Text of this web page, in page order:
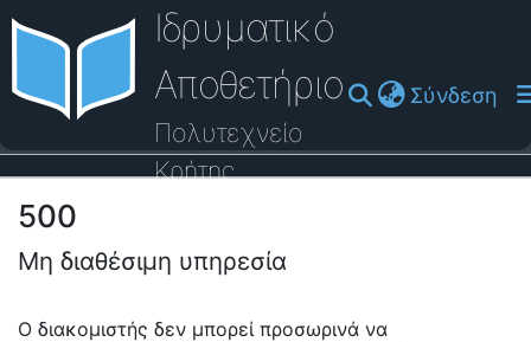
Ιδρυματικό
Αποθετήριο
Πολυτεχνείο
Κρήτης
Σύνδεση
Οδηγός Βοήθειας
500
Μη διαθέσιμη υπηρεσία
Ο διακομιστής δεν μπορεί προσωρινά να